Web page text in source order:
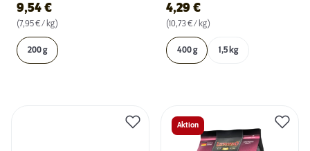
9,54 €
(7,95 € / kg)
200 g
4,29 €
(10,73 € / kg)
400 g 1,5 kg
Aktion